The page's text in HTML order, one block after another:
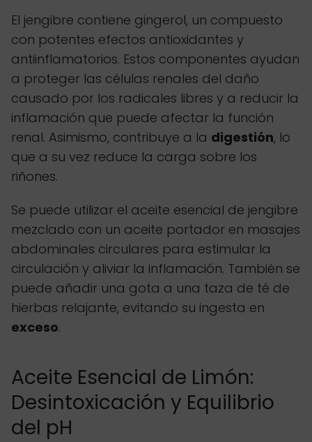
El jengibre contiene gingerol, un compuesto
con potentes efectos antioxidantes y
antiinflamatorios. Estos componentes ayudan
a proteger las células renales del daño
causado por los radicales libres y a reducir la
inflamación que puede afectar la función
renal. Asimismo, contribuye a la digestión, lo
que a su vez reduce la carga sobre los
riñones.
Se puede utilizar el aceite esencial de jengibre
mezclado con un aceite portador en masajes
abdominales circulares para estimular la
circulación y aliviar la inflamación. También se
puede añadir una gota a una taza de té de
hierbas relajante, evitando su ingesta en
exceso.
Aceite Esencial de Limón:
Desintoxicación y Equilibrio
del pH